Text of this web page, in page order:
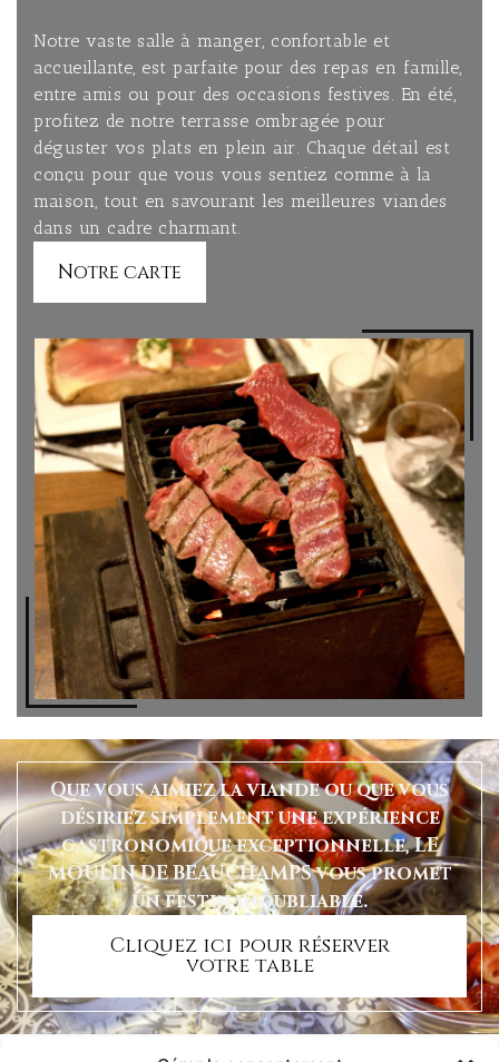
Notre vaste salle à manger, confortable et
accueillante, est parfaite pour des repas en famille,
entre amis ou pour des occasions festives. En été,
profitez de notre terrasse ombragée pour
déguster vos plats en plein air. Chaque détail est
conçu pour que vous vous sentiez comme à la
maison, tout en savourant les meilleures viandes
dans un cadre charmant.
Notre carte
Que vous aimiez la viande ou que vous
désiriez simplement une expérience
gastronomique exceptionnelle, LE
MOULIN DE BEAUCHAMPS vous promet
un festin inoubliable.
Cliquez ici pour réserver
votre table